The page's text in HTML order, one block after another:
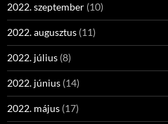
2022. szeptember (10)
2022. augusztus (11)
2022. július (8)
2022. június (14)
2022. május (17)